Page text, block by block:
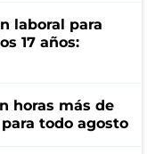
laboral para
17 años:
horas más de
todo agosto